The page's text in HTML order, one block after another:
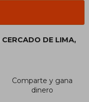
CERCADO DE LIMA,
Comparte y gana
dinero